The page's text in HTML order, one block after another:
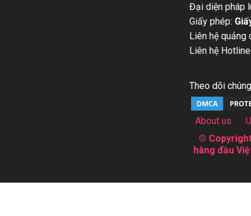
Đại diện pháp
Giấy phép:
Liên hệ quảng
Liên hệ Hotline:
Theo dõi
About us
©
hàng đầu